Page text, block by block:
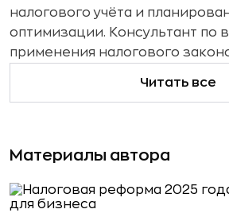
налогового учёта и
оптимизации. Консультант по
применения налогового
Читать все
Материалы автора